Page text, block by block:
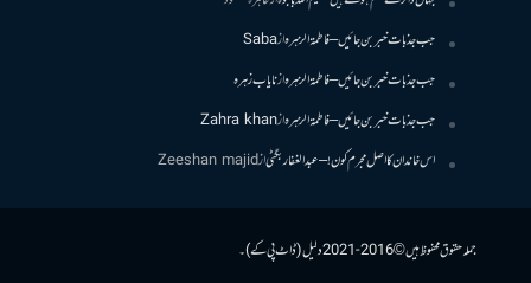
جب جذبات خبر بن جائیں – فاطمۃالزہرہازSaba
جب جذبات خبر بن جائیں – فاطمۃالزہرہازنایاب زہرہ
جب جذبات خبر بن جائیں – فاطمۃالزہرہازZahra khan
اس خاندان کا اصل مجرم کون! – عبدالغفار بگٹیازZeeshan majid
جملہ حقوق محفوظ ہیں © 2016-2021 دلیل (ڈاٹ پی کے)۔